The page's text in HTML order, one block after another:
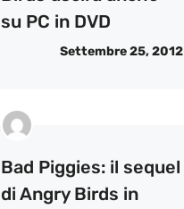
su PC in DVD
Settembre 25, 2012
Bad Piggies: il sequel
di Angry Birds in